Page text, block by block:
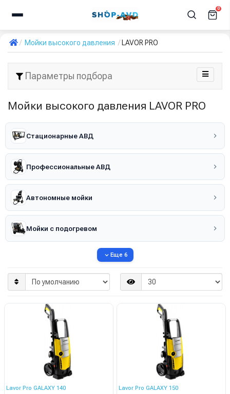
0
Мойки высокого давления LAVOR PRO
Параметры подбора
Мойки высокого давления LAVOR PRO
Стационарные АВД
Профессиональные АВД
Автономные мойки
Мойки с подогревом
Еще 6
Lavor Pro GALAXY 140 Lavor Pro GALAXY 150